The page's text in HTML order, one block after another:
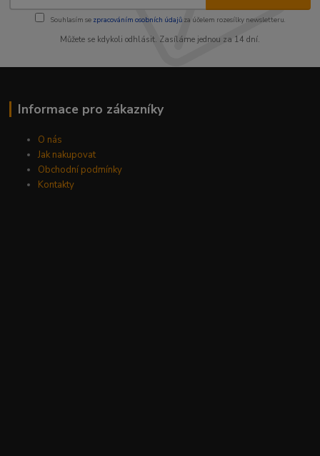
Souhlasím se zpracováním osobních údajůza účelem rozesílky newsletteru.
Můžete se kdykoli odhlásit. Zasíláme jednou za 14 dní.
Informace pro zákazníky
O nás
Jak nakupovat
Obchodní podmínky
Kontakty